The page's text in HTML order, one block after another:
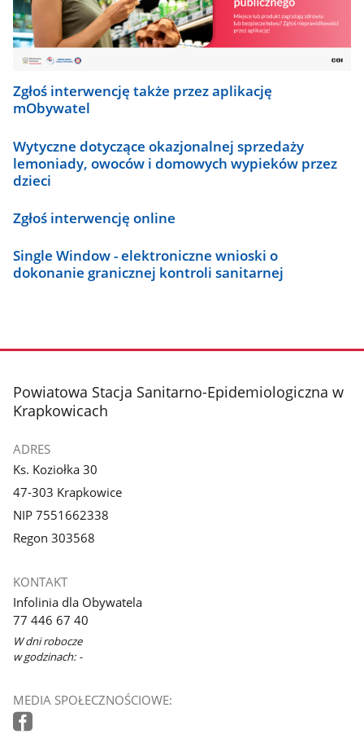
Zgłoś interwencję także przez aplikację
mObywatel
Wytyczne dotyczące okazjonalnej sprzedaży
lemoniady, owoców i domowych wypieków przez
dzieci
Zgłoś interwencję online
Single Window - elektroniczne wnioski o
dokonanie granicznej kontroli sanitarnej
stopka
Powiatowa Stacja Sanitarno-Epidemiologiczna w
Krapkowicach
ADRES
Ks. Koziołka 30
47-303 Krapkowice
NIP 7551662338
Regon 303568
KONTAKT
Infolinia dla Obywatela
77 446 67 40
W dni robocze
w godzinach: -
MEDIA SPOŁECZNOŚCIOWE: